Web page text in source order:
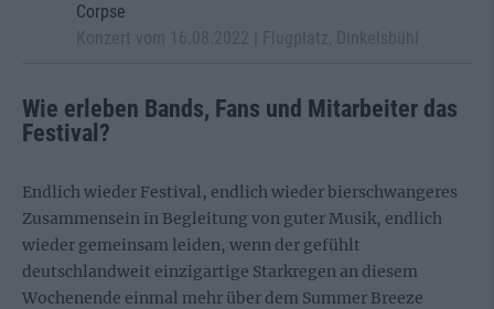
Corpse
Wie erleben Bands, Fans und Mitarbeiter das
Festival?
Endlich wieder Festival, endlich wieder bierschwangeres
Zusammensein in Begleitung von guter Musik, endlich
wieder gemeinsam leiden, wenn der gefühlt
deutschlandweit einzigartige Starkregen an diesem
Wochenende einmal mehr über dem Summer Breeze